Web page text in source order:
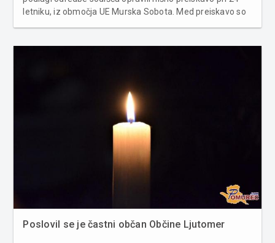
letniku, iz območja UE Murska Sobota. Med preiskavo so
Poslovil se je častni občan Občine Ljutomer